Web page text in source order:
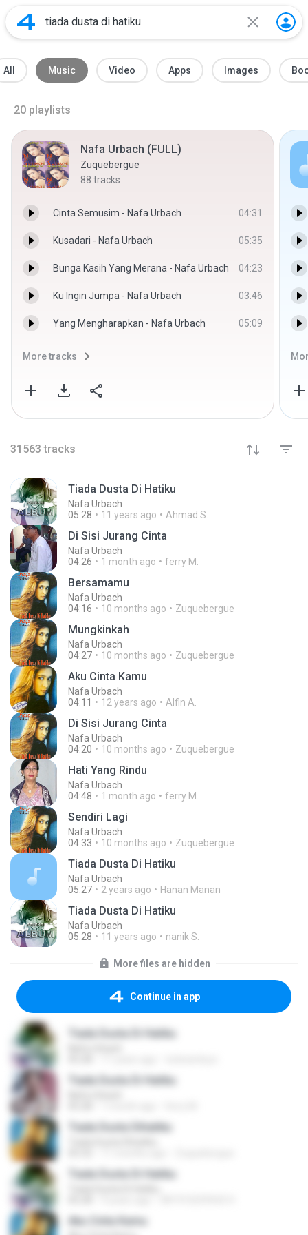
All Music Video Apps Images
20 playlists
Nafa Urbach (FULL)
Zuquebergue
88 tracks
Cinta Semusim - Nafa Urbach 04:31
Kusadari - Nafa Urbach 05:35
Bunga Kasih Yang Merana - Nafa Urbach 04:23
Ku Ingin Jumpa - Nafa Urbach 03:46
Yang Mengharapkan - Nafa Urbach 05:09
More tracks
31563 tracks
Tiada Dusta Di Hatiku
Nafa Urbach
05:28
11 years ago Ahmad S.
Di Sisi Jurang Cinta
Nafa Urbach
04:26
1 month ago ferry M.
Bersamamu
Nafa Urbach
04:16
10 months ago Zuquebergue
Mungkinkah
Nafa Urbach
04:27
10 months ago Zuquebergue
Aku Cinta Kamu
Nafa Urbach
04:11
12 years ago Alfin A.
Di Sisi Jurang Cinta
Nafa Urbach
04:20
10 months ago Zuquebergue
Hati Yang Rindu
Nafa Urbach
04:48
1 month ago ferry M.
Sendiri Lagi
Nafa Urbach
04:33
10 months ago Zuquebergue
Tiada Dusta Di Hatiku
Nafa Urbach
05:27
2 years ago Hanan Manan
Tiada Dusta Di Hatiku
Nafa Urbach
05:28
11 years ago nanik S.
More files are hidden
Continue in app
Tiada Dusta Di Hatiku
Tiada Dusta Di Hatiku
Tiada Dusta Dihatiku
Tiada Dusta Di Hatiku
Aku Cinta Kamu